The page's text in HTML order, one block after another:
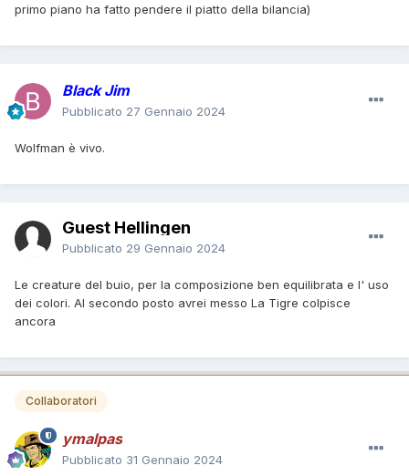
primo piano ha fatto pendere il piatto della bilancia)
Black Jim
Pubblicato 27 Gennaio 2024
Wolfman è vivo.
Guest Hellingen
Pubblicato 29 Gennaio 2024
Le creature del buio, per la composizione ben equilibrata e l' uso
dei colori. Al secondo posto avrei messo La Tigre colpisce
ancora
Collaboratori
ymalpas
Pubblicato 31 Gennaio 2024